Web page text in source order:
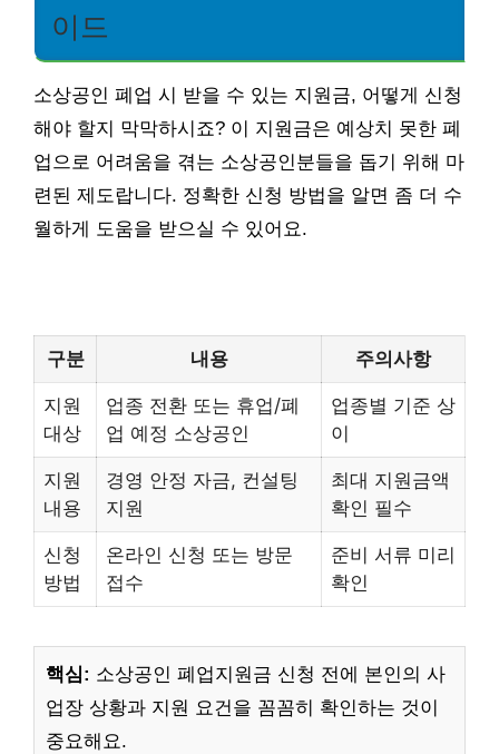
이드
소상공인 폐업 시 받을 수 있는 지원금, 어떻게 신청
해야 할지 막막하시죠? 이 지원금은 예상치 못한 폐
업으로 어려움을 겪는 소상공인분들을 돕기 위해 마
련된 제도랍니다. 정확한 신청 방법을 알면 좀 더 수
월하게 도움을 받으실 수 있어요.
구분 내용 주의사항
지원
대상
업종 전환 또는 휴업/폐
업 예정 소상공인
업종별 기준 상
이
지원
내용
경영 안정 자금, 컨설팅
지원
최대 지원금액
확인 필수
신청
방법
온라인 신청 또는 방문
접수
준비 서류 미리
확인
핵심: 소상공인 폐업지원금 신청 전에 본인의 사
업장 상황과 지원 요건을 꼼꼼히 확인하는 것이
중요해요.